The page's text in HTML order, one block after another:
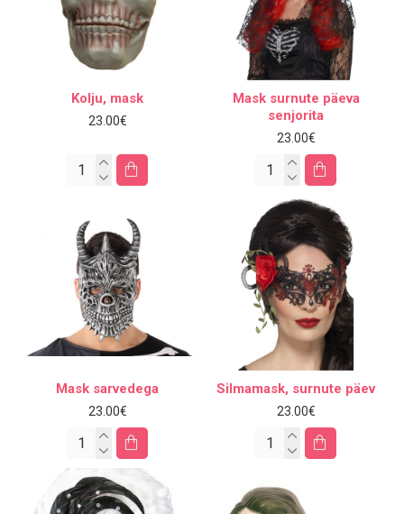
Kolju, mask
23.00€
Mask surnute päeva
senjorita
23.00€
Mask sarvedega
23.00€
Silmamask, surnute päev
23.00€